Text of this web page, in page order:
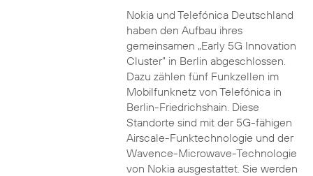
Nokia und Telefónica Deutschland
haben den Aufbau ihres
gemeinsamen „Early 5G Innovation
Cluster” in Berlin abgeschlossen.
Dazu zählen fünf Funkzellen im
Mobilfunknetz von Telefónica in
Berlin-Friedrichshain. Diese
Standorte sind mit der 5G-fähigen
Airscale-Funktechnologie und der
Wavence-Microwave-Technologie
von Nokia ausgestattet. Sie werden